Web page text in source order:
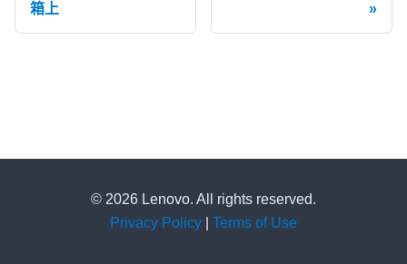
箱上
© 2026 Lenovo. All rights reserved.
Privacy Policy
Terms of Use